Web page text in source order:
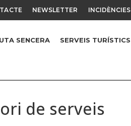
NEWSLETTER INCIDÈNCIES
SENCERA SERVEIS TURÍSTICS
de serveis